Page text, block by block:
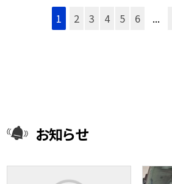
1 2 3 4 5 6 ...
お知らせ